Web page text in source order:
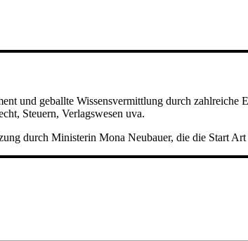
und geballte Wissensvermittlung durch zahlreiche
Steuern, Verlagswesen uva.
durch Ministerin Mona Neubauer, die die Start